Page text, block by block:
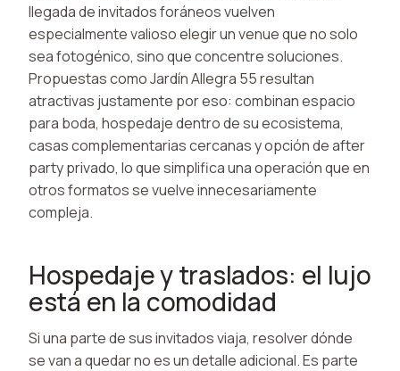
llegada de invitados foráneos vuelven
especialmente valioso elegir un venue que no solo
sea fotogénico, sino que concentre soluciones.
Propuestas como Jardín Allegra 55 resultan
atractivas justamente por eso: combinan espacio
para boda, hospedaje dentro de su ecosistema,
casas complementarias cercanas y opción de after
party privado, lo que simplifica una operación que en
otros formatos se vuelve innecesariamente
compleja.
Hospedaje y traslados: el lujo
está en la comodidad
Si una parte de sus invitados viaja, resolver dónde
se van a quedar no es un detalle adicional. Es parte